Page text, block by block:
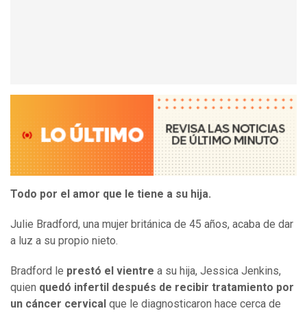
Todo por el amor que le tiene a su hija.
Julie Bradford, una mujer británica de 45 años, acaba de dar
a luz a su propio nieto.
Bradford le prestó el vientre a su hija, Jessica Jenkins,
quien quedó infertil después de recibir tratamiento por
un cáncer cervical que le diagnosticaron hace cerca de